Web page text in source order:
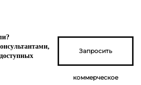
Запросить
коммерческое